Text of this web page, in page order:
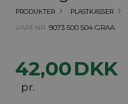
PRODUKTER PLASTKASSER
VARENR.9073 500 504 GRAA
42,00DKK
pr.